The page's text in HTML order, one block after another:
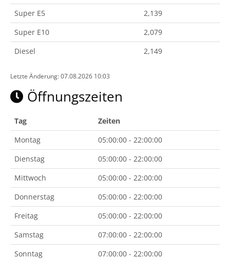
Super E5
2,139
Super E10
2,079
Diesel
2,149
Letzte Änderung: 07.08.2026 10:03
Öffnungszeiten
Tag
Zeiten
Montag
05:00:00 - 22:00:00
Dienstag
05:00:00 - 22:00:00
Mittwoch
05:00:00 - 22:00:00
Donnerstag
05:00:00 - 22:00:00
Freitag
05:00:00 - 22:00:00
Samstag
07:00:00 - 22:00:00
Sonntag
07:00:00 - 22:00:00